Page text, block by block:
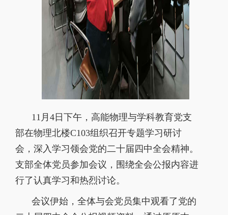
11 月4日下午，高能物理与学科教育党支
部在物理北楼C103组织召开专题学习研讨
会，深入学习领会党的二十届四中全会精神。
支部全体党员参加会议，围绕全会公报内容进
行了认真学习和热烈讨论。
会议伊始，全体与会党员集中观看了党的